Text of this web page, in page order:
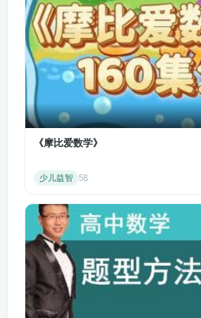
《摩比爱数学》
少儿益智 58